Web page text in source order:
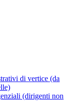
di vertice (da
(dirigenti non